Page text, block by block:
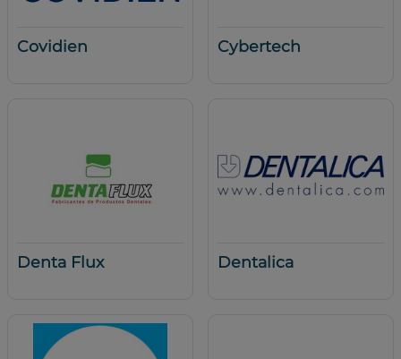
Covidien Cybertech
Denta Flux Dentalica